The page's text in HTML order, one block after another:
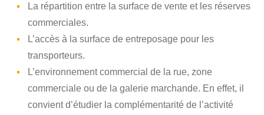
La répartition entre la surface de vente et les réserves
commerciales.
L’accès à la surface de entreposage pour les
transporteurs.
L’environnement commercial de la rue, zone
commerciale ou de la galerie marchande. En effet, il
convient d’étudier la complémentarité de l’activité